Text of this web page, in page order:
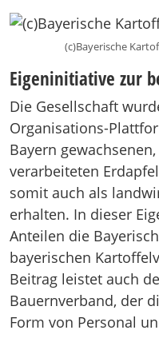
(c)Bayerische
Eigeninitiative zur
Die Gesellschaft
Organisations-
Bayern
verarbeiteten
somit auch als
erhalten. In dieser
Anteilen die
bayerischen
Beitrag leistet auch
Bauernverband, der
Form von Personal